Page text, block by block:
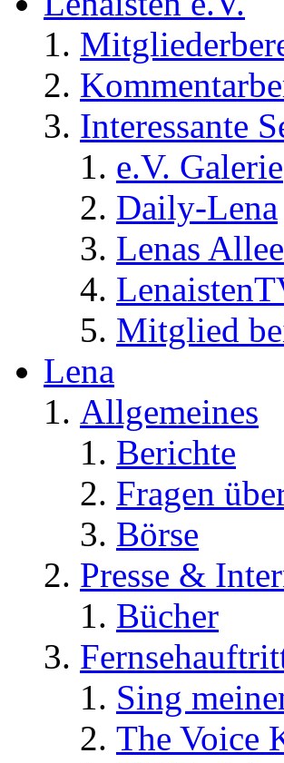
Interessante
e.V. Galerie
Daily-Lena
Lenas
Mitglied
Lena
Allgemeines
Berichte
Fragen
Börse
Presse &
Bücher
Sing
The Voice